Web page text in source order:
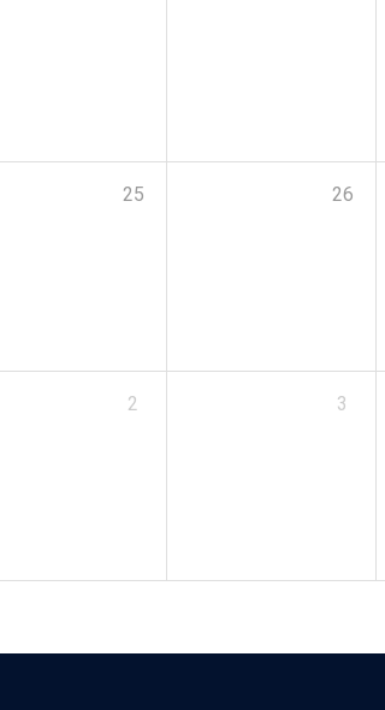
25 26
2 3